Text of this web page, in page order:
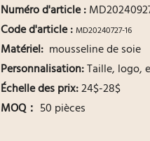
Numéro d'article:
Code d'article : MD20240727-16
Matériel: mousseline de soie
Personnalisation:Taille, logo,
Échelle des prix:24$-28$
MOQ： 50 pièces